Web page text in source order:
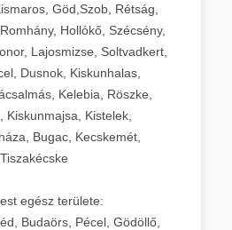
Göd,Szob, Rétság,
Hollókő, Szécsény,
Lajosmizse, Soltvadkert,
Dusnok, Kiskunhalas,
Kelebia, Röszke,
Kiskunmajsa, Kistelek,
Bugac, Kecskemét,
Tiszakécske
egész területe:
Budaörs, Pécel, Gödöllő,